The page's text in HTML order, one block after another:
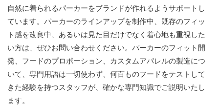
自然に着られるパーカーをブランドが作れるようサポートし
ています。パーカーのラインアップを制作中、既存のフィッ
ト感を改良中、あるいは見た目だけでなく着心地も重視した
い方は、ぜひお問い合わせください。パーカーのフィット開
発、フードのプロポーション、カスタムアパレルの製造につ
いて、専門用語は一切使わず、何百ものフードをテストして
きた経験を持つスタッフが、確かな専門知識でご説明いたし
ます。